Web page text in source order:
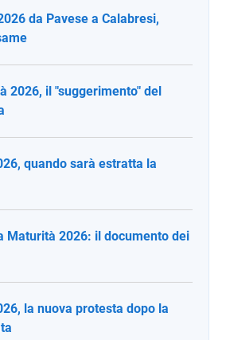
da Pavese a Calabresi,
2026, il "suggerimento" del
quando sarà estratta la
Maturità 2026: il documento dei
la nuova protesta dopo la